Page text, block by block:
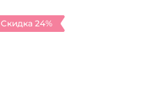
Скидка 24%